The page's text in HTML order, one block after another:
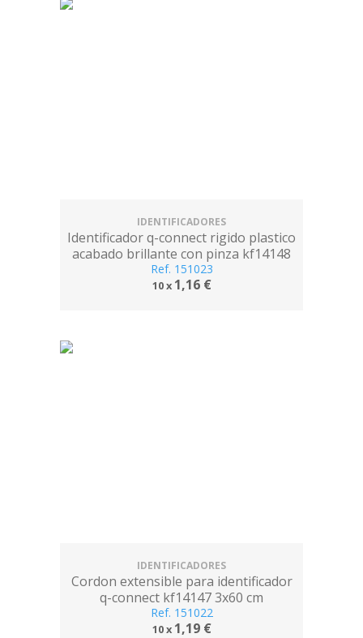
IDENTIFICADORES
Identificador q-connect rigido plastico
acabado brillante con pinza kf14148
9x6,7 cm
Ref. 151023
10 x 1,16 €
IDENTIFICADORES
Cordon extensible para identificador
q-connect kf14147 3x60 cm
Ref. 151022
10 x 1,19 €